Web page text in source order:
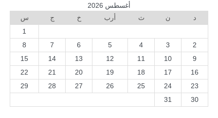
أغسطس 2026
د
ن ث أرب خ ج
س
1
2
3
4
5
6
7
8
9
10
11
12
13
14
15
16
17
18
19
20
21
22
23
24
25
26
27
28
29
30
31